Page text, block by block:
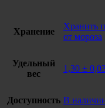
Хранение
Хранить
от мороза
Удельный
вес
1,30 ±
Доступность В